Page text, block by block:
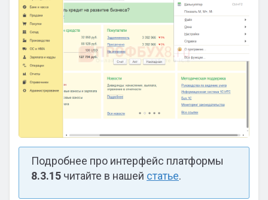
Подробнее про интерфейс платформы
8.3.15 читайте в нашей статье.